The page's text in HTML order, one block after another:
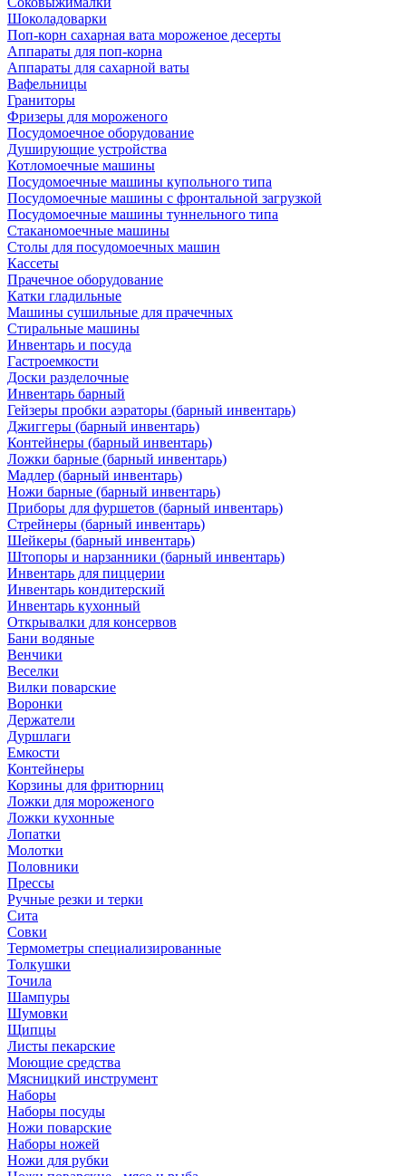
Шоколадоварки
Поп-корн сахарная вата мороженое десерты
Аппараты для поп-корна
Аппараты для сахарной ваты
Вафельницы
Граниторы
Фризеры для мороженого
Посудомоечное оборудование
Душирующие устройства
Котломоечные машины
Посудомоечные машины купольного типа
Посудомоечные машины с фронтальной загрузкой
Посудомоечные машины туннельного типа
Стаканомоечные машины
Столы для посудомоечных машин
Кассеты
Прачечное оборудование
Катки гладильные
Машины сушильные для прачечных
Стиральные машины
Инвентарь и посуда
Гастроемкости
Доски разделочные
Инвентарь барный
Гейзеры пробки аэраторы (барный инвентарь)
Джиггеры (барный инвентарь)
Контейнеры (барный инвентарь)
Ложки барные (барный инвентарь)
Мадлер (барный инвентарь)
Ножи барные (барный инвентарь)
Приборы для фуршетов (барный инвентарь)
Стрейнеры (барный инвентарь)
Шейкеры (барный инвентарь)
Штопоры и нарзанники (барный инвентарь)
Инвентарь для пиццерии
Инвентарь кондитерский
Инвентарь кухонный
Открывалки для консервов
Бани водяные
Венчики
Веселки
Вилки поварские
Воронки
Держатели
Дуршлаги
Емкости
Контейнеры
Корзины для фритюрниц
Ложки для мороженого
Ложки кухонные
Лопатки
Молотки
Половники
Прессы
Ручные резки и терки
Сита
Совки
Термометры специализированные
Толкушки
Точила
Шампуры
Шумовки
Щипцы
Листы пекарские
Моющие средства
Мясницкий инструмент
Наборы
Наборы посуды
Ножи поварские
Наборы ножей
Ножи для рубки